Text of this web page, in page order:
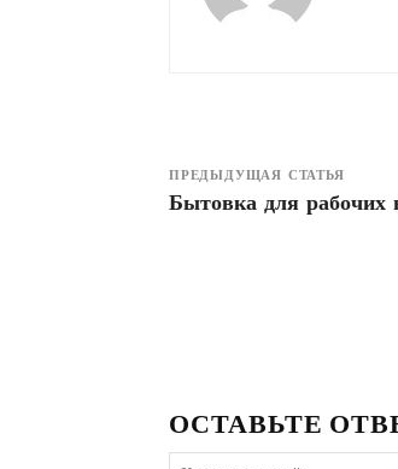
ПРЕДЫДУЩАЯ СТАТЬЯ
Бытовка для рабочих
ОСТАВЬТЕ